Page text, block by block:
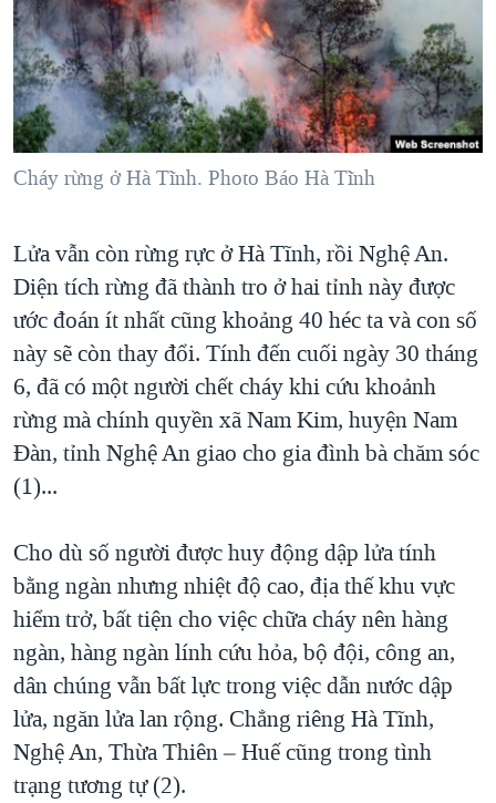
"Tìm"NGƯỜI VIỆT HẢI NGOẠI
ĐỜI SỐNG
KINH TẾ
KHOA HỌC
SỨC KHOẺ
THỂ THAO
TẠI
HÀNH TRÌNH BẦU CỬ 2024
MỘT NĂM CHIẾN TRANH TẠI DẢI GAZA
GIẢI MÃ VÀNH ĐAI & CON ĐƯỜNG
GROUND ZERO – XƯA VÀ NAY
CHI PHÍ CHIẾN TRANH AFGHANISTAN
CÁC GIÁ TRỊ CỘNG HÒA Ở VIỆT NAM
THƯỢNG ĐỈNH TRUMP-KIM TẠI VIỆT NAM
TRỊNH VĨNH BÌNH VS. CHÍNH PHỦ VIỆT NAM
NGƯ DÂN VIỆT VÀ LÀN SÓNG TRỘM HẢI SÂM
VIDEO
NGHE
MẠNG XÃ HỘI
Cháy rừng ở Hà Tĩnh. Photo Báo Hà Tĩnh
Lửa vẫn còn rừng rực ở Hà Tĩnh, rồi Nghệ An.
Diện tích rừng đã thành tro ở hai tỉnh này được
ước đoán ít nhất cũng khoảng 40 héc ta và con số
này sẽ còn thay đổi. Tính đến cuối ngày 30 tháng
6, đã có một người chết cháy khi cứu khoảnh
rừng mà chính quyền xã Nam Kim, huyện Nam
Đàn, tỉnh Nghệ An giao cho gia đình bà chăm sóc
(1)...
Cho dù số người được huy động dập lửa tính
bằng ngàn nhưng nhiệt độ cao, địa thế khu vực
hiểm trở, bất tiện cho việc chữa cháy nên hàng
ngàn, hàng ngàn lính cứu hỏa, bộ đội, công an,
dân chúng vẫn bất lực trong việc dẫn nước dập
lửa, ngăn lửa lan rộng. Chẳng riêng Hà Tĩnh,
Nghệ An, Thừa Thiên – Huế cũng trong tình
trạng tương tự (2).